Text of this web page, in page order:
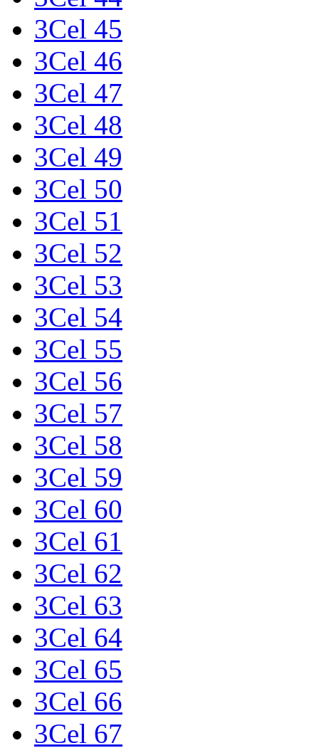
3Cel 45
3Cel 46
3Cel 47
3Cel 48
3Cel 49
3Cel 50
3Cel 51
3Cel 52
3Cel 53
3Cel 54
3Cel 55
3Cel 56
3Cel 57
3Cel 58
3Cel 59
3Cel 60
3Cel 61
3Cel 62
3Cel 63
3Cel 64
3Cel 65
3Cel 66
3Cel 67